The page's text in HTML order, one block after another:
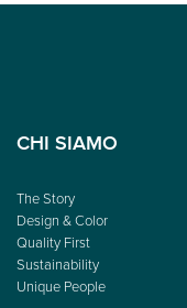
CHI SIAMO
The Story
Design & Color
Quality First
Sustainability
Unique People